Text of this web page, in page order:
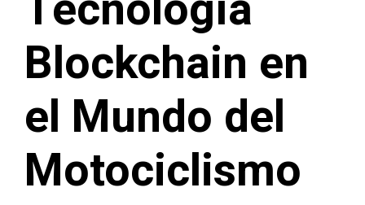
Blockchain en
el Mundo del
Motociclismo